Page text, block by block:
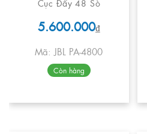
Cục Đẩy 48 Sò
5.600.000₫
Mã: JBL PA-4800
Còn hàng